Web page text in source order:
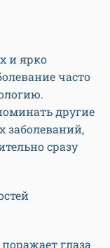
и ярко
часто
другие
заболеваний,
сразу
глаза